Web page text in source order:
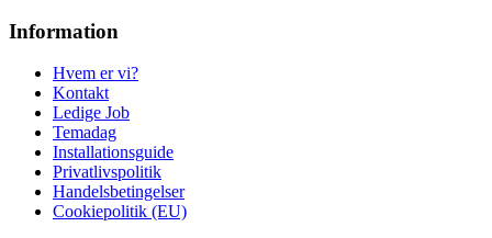
Information
Hvem er vi?
Kontakt
Ledige Job
Temadag
Installationsguide
Privatlivspolitik
Handelsbetingelser
Cookiepolitik (EU)